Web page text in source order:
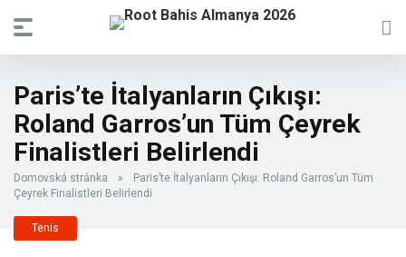
Paris’te İtalyanların Çıkışı:
Roland Garros’un Tüm Çeyrek
Finalistleri Belirlendi
Domovská stránka »
Paris’te İtalyanların Çıkışı: Roland Garros’un Tüm
Çeyrek Finalistleri Belirlendi
Tenis